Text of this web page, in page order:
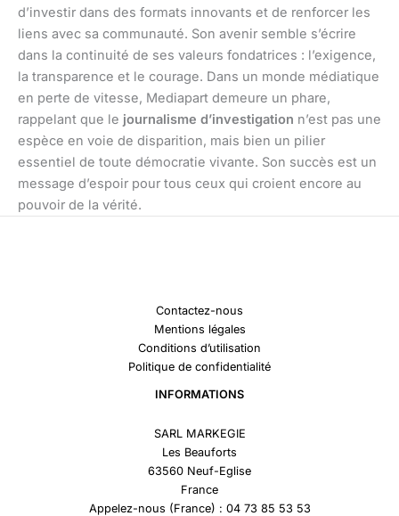
d’investir dans des formats innovants et de renforcer les
liens avec sa communauté. Son avenir semble s’écrire
dans la continuité de ses valeurs fondatrices : l’exigence,
la transparence et le courage. Dans un monde médiatique
en perte de vitesse, Mediapart demeure un phare,
rappelant que le journalisme d’investigation n’est pas une
espèce en voie de disparition, mais bien un pilier
essentiel de toute démocratie vivante. Son succès est un
message d’espoir pour tous ceux qui croient encore au
pouvoir de la vérité.
Contactez-nous
Mentions légales
Conditions d’utilisation
Politique de confidentialité
INFORMATIONS
SARL MARKEGIE
Les Beauforts
63560 Neuf-Eglise
France
Appelez-nous (France) : 04 73 85 53 53